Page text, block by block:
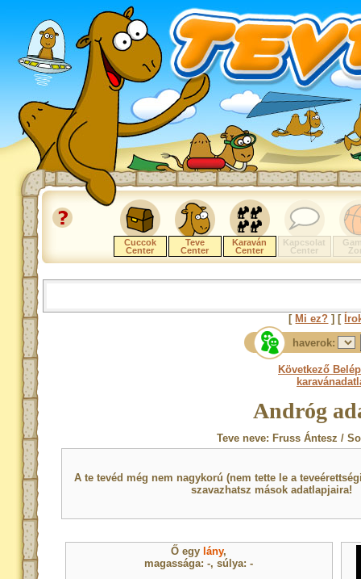
Cuccok
Center
Teve
Center
Karaván
Center
Kapcsolat
Center
[ Mi ez? ] [
haverok:
Következő
Andróg
Teve neve: Fruss Ántesz /
A te tevéd még nem nagykorú (nem tette le a
szavazhatsz mások adatlapjaira!
Ő egy lány,
magassága: -, súlya: -